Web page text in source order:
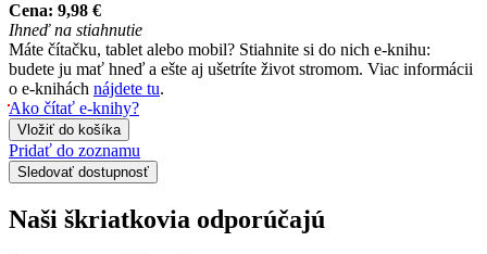
Cena: 9,98 €
Ihneď na stiahnutie
Máte čítačku, tablet alebo mobil? Stiahnite si do nich e-knihu:
budete ju mať hneď a ešte aj ušetríte život stromom. Viac informácii
o e-knihách nájdete tu.
Ako čítať e-knihy?
Vložiť do košíka
Pridať do zoznamu
Sledovať dostupnosť
Naši škriatkovia odporúčajú